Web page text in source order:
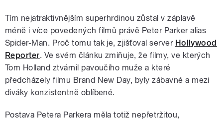
Tím nejatraktivnějším superhrdinou zůstal v záplavě
méně i více povedených filmů právě Peter Parker alias
Spider-Man. Proč tomu tak je, zjišťoval server Hollywood
Reporter. Ve svém článku zmiňuje, že filmy, ve kterých
Tom Holland ztvárnil pavoučího muže a které
předcházely filmu Brand New Day, byly zábavné a mezi
diváky konzistentně oblíbené.
Postava Petera Parkera měla totiž nepřetržitou,